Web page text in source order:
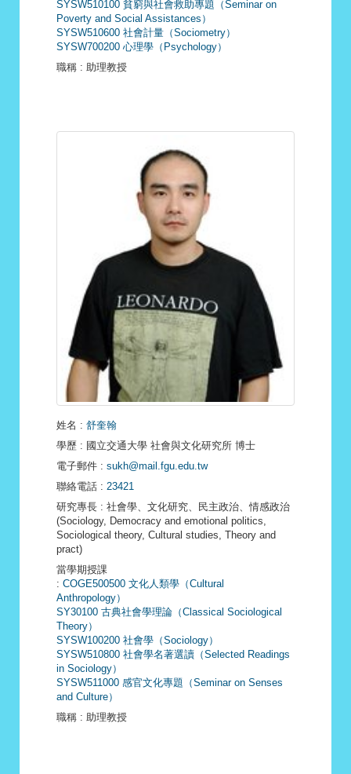
SYSW510100 貧窮與社會救助專題（Seminar on
Poverty and Social Assistances）
SYSW510600 社會計量（Sociometry）
SYSW700200 心理學（Psychology）
職稱 : 助理教授
姓名 : 舒奎翰
學歷 : 國立交通大學 社會與文化研究所 博士
電子郵件 : sukh@mail.fgu.edu.tw
聯絡電話 : 23421
研究專長 : 社會學、文化研究、民主政治、情感政治
(Sociology, Democracy and emotional politics,
Sociological theory, Cultural studies, Theory and
pract)
當學期授課
: COGE500500 文化人類學（Cultural
Anthropology）
SY30100 古典社會學理論（Classical Sociological
Theory）
SYSW100200 社會學（Sociology）
SYSW510800 社會學名著選讀（Selected Readings
in Sociology）
SYSW511000 感官文化專題（Seminar on Senses
and Culture）
職稱 : 助理教授